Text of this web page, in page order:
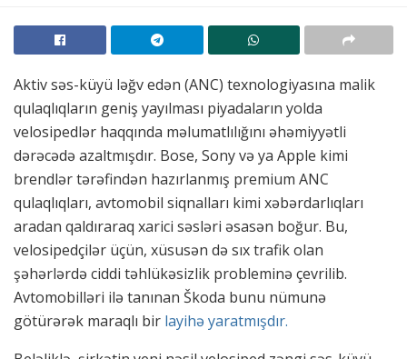
Aktiv səs-küyü ləğv edən (ANC) texnologiyasına malik
qulaqlıqların geniş yayılması piyadaların yolda
velosipedlər haqqında məlumatlılığını əhəmiyyətli
dərəcədə azaltmışdır. Bose, Sony və ya Apple kimi
brendlər tərəfindən hazırlanmış premium ANC
qulaqlıqları, avtomobil siqnalları kimi xəbərdarlıqları
aradan qaldıraraq xarici səsləri əsasən boğur. Bu,
velosipedçilər üçün, xüsusən də sıx trafik olan
şəhərlərdə ciddi təhlükəsizlik probleminə çevrilib.
Avtomobilləri ilə tanınan Škoda bunu nümunə
götürərək maraqlı bir layihə yaratmışdır.